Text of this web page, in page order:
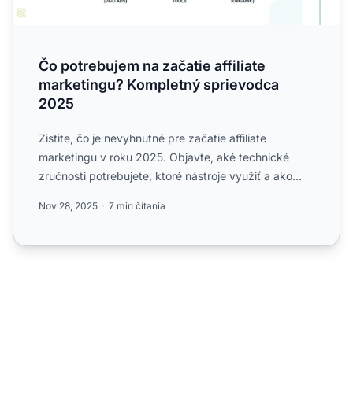
Čo potrebujem na začatie affiliate
marketingu? Kompletný sprievodca
2025
Zistite, čo je nevyhnutné pre začatie affiliate
marketingu v roku 2025. Objavte, aké technické
zručnosti potrebujete, ktoré nástroje využiť a ako
Nov 28, 2025 7 min čítania